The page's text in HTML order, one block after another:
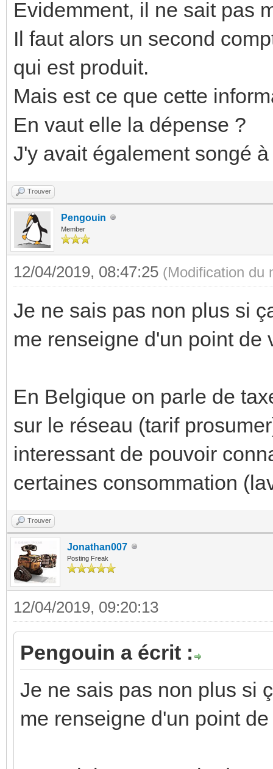
Evidemment, il ne sait pas
Il faut alors un second
qui est produit.
Mais est ce que cette
En vaut elle la dépense ?
J'y avait également songé
Trouver
Pengouin
Member
12/04/2019, 08:47:25 (Modification du
Je ne sais pas non plus si
me renseigne d'un point de
En Belgique on parle de
sur le réseau (tarif
interessant de pouvoir
certaines consommation
Trouver
Jonathan007
Posting Freak
12/04/2019, 09:20:13
Pengouin a écrit :
Je ne sais pas non plus si
me renseigne d'un point